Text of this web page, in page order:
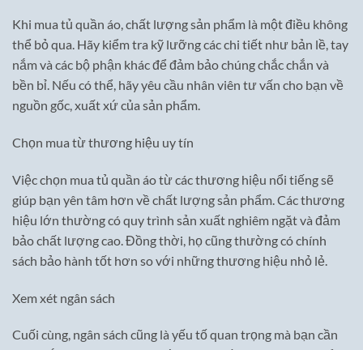
Khi mua tủ quần áo, chất lượng sản phẩm là một điều không
thể bỏ qua. Hãy kiểm tra kỹ lưỡng các chi tiết như bản lề, tay
nắm và các bộ phận khác để đảm bảo chúng chắc chắn và
bền bỉ. Nếu có thể, hãy yêu cầu nhân viên tư vấn cho bạn về
nguồn gốc, xuất xứ của sản phẩm.
Chọn mua từ thương hiệu uy tín
Việc chọn mua tủ quần áo từ các thương hiệu nổi tiếng sẽ
giúp bạn yên tâm hơn về chất lượng sản phẩm. Các thương
hiệu lớn thường có quy trình sản xuất nghiêm ngặt và đảm
bảo chất lượng cao. Đồng thời, họ cũng thường có chính
sách bảo hành tốt hơn so với những thương hiệu nhỏ lẻ.
Xem xét ngân sách
Cuối cùng, ngân sách cũng là yếu tố quan trọng mà bạn cần